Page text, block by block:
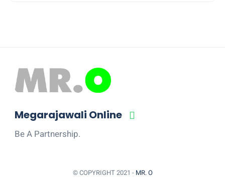
Megarajawali Online
Be A Partnership.
© COPYRIGHT 2021 - MR. O